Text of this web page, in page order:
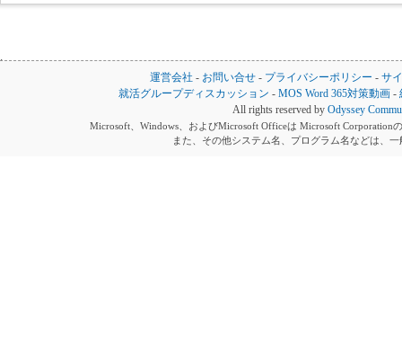
運営会社 - お問い合せ - プライバシーポリシー - サ
就活グループディスカッション -MOS Word 365対策動画 -
All rights reserved by Odyssey
Microsoft、Windows、およびMicrosoft Officeは Microsoft Corporation
また、その他システム名、プログラム名などは、